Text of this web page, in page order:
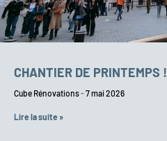
CHANTIER DE PRINTEMPS !
Cube Rénovations 7 mai 2026
Lire la suite »